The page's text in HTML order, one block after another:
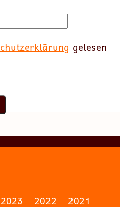
gelesen
2023 2022 2021